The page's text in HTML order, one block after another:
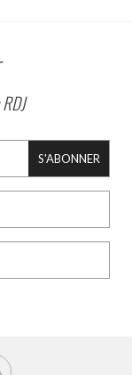
S'ABONNER